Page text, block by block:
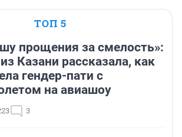
ТОП 5
прощения за смелость»:
Казани рассказала, как
гендер-пати с
на авиашоу
3